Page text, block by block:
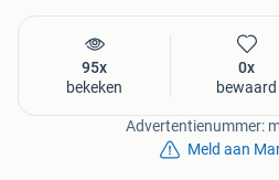
95x
bekeken
0x
bewaard
Advertentienummer:
Meld aan